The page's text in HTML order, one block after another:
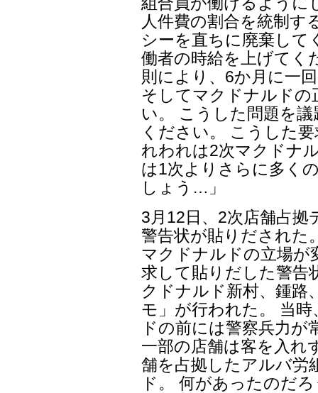
人件費の割合を統制す
シーを直ちに廃棄して
働者の時給を上げてく
則により、6か月に一
そしてマクドナルドの
い。 こうした問題を
ください。 こうした
れわれは2次マクドナ
は1次よりさらに多く
しょう…」
3月12日、2次店舗占
警告状が貼りだされた
マクドナルドの立場が
求して貼りだした警告
クドナルド新村、鍾路
モ」が行われた。 当
ドの前には警察兵力
一部の店舗は客を入れ
舗を占拠したアルバ労
ド。 何があったのだ